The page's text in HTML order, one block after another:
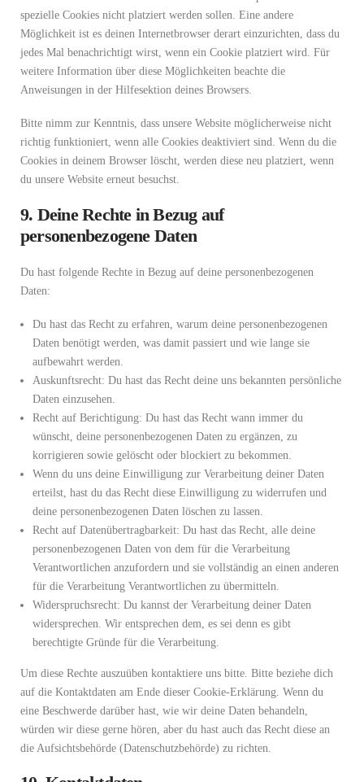
spezielle Cookies nicht platziert werden sollen. Eine andere
Möglichkeit ist es deinen Internetbrowser derart einzurichten, dass du
jedes Mal benachrichtigt wirst, wenn ein Cookie platziert wird. Für
weitere Information über diese Möglichkeiten beachte die
Anweisungen in der Hilfesektion deines Browsers.
Bitte nimm zur Kenntnis, dass unsere Website möglicherweise nicht
richtig funktioniert, wenn alle Cookies deaktiviert sind. Wenn du die
Cookies in deinem Browser löscht, werden diese neu platziert, wenn
du unsere Website erneut besuchst.
9. Deine Rechte in Bezug auf
personenbezogene Daten
Du hast folgende Rechte in Bezug auf deine personenbezogenen
Daten:
Du hast das Recht zu erfahren, warum deine personenbezogenen
Daten benötigt werden, was damit passiert und wie lange sie
aufbewahrt werden.
Auskunftsrecht: Du hast das Recht deine uns bekannten persönliche
Daten einzusehen.
Recht auf Berichtigung: Du hast das Recht wann immer du
wünscht, deine personenbezogenen Daten zu ergänzen, zu
korrigieren sowie gelöscht oder blockiert zu bekommen.
Wenn du uns deine Einwilligung zur Verarbeitung deiner Daten
erteilst, hast du das Recht diese Einwilligung zu widerrufen und
deine personenbezogenen Daten löschen zu lassen.
Recht auf Datenübertragbarkeit: Du hast das Recht, alle deine
personenbezogenen Daten von dem für die Verarbeitung
Verantwortlichen anzufordern und sie vollständig an einen anderen
für die Verarbeitung Verantwortlichen zu übermitteln.
Widerspruchsrecht: Du kannst der Verarbeitung deiner Daten
widersprechen. Wir entsprechen dem, es sei denn es gibt
berechtigte Gründe für die Verarbeitung.
Um diese Rechte auszuüben kontaktiere uns bitte. Bitte beziehe dich
auf die Kontaktdaten am Ende dieser Cookie-Erklärung. Wenn du
eine Beschwerde darüber hast, wie wir deine Daten behandeln,
würden wir diese gerne hören, aber du hast auch das Recht diese an
die Aufsichtsbehörde (Datenschutzbehörde) zu richten.